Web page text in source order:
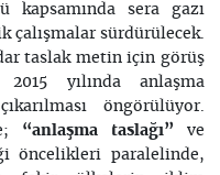
kapsamında sera gazı
çalışmalar sürdürülecek.
taslak metin için görüş
2015 yılında anlaşma
öngörülüyor.
“anlaşma taslağı” ve
öncelikleri paralelinde,